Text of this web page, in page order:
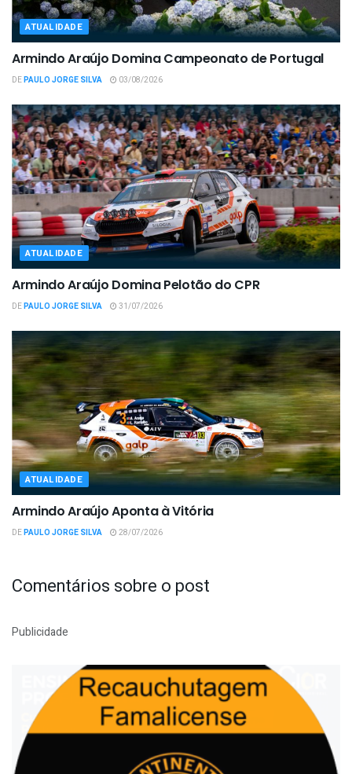
ATUALIDADE
Armindo Araújo Domina Campeonato de Portugal
DEPAULO JORGE SILVA 03/08/2026
ATUALIDADE
Armindo Araújo Domina Pelotão do CPR
DEPAULO JORGE SILVA 31/07/2026
ATUALIDADE
Armindo Araújo Aponta à Vitória
DEPAULO JORGE SILVA 28/07/2026
Comentários sobre o post
Publicidade